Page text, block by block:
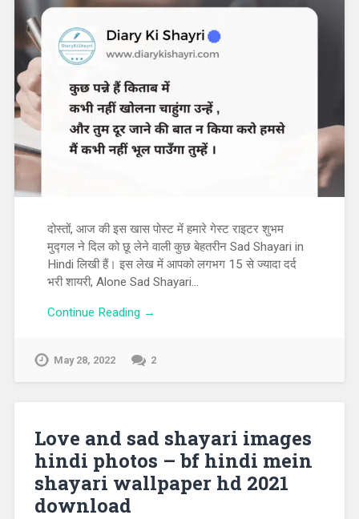
दोस्तों, आज की इस खास पोस्ट में हमारे गेस्ट राइटर शुभम
मुद्गल ने दिल को छू लेने वाली कुछ बेहतरीन Sad Shayari in
Hindi लिखी हैं। इस लेख में आपको लगभग 15 से ज्यादा दर्द
भरी शायरी, Alone Sad Shayari…
Continue Reading →
May 28, 2022 2
Love and sad shayari images
hindi photos – bf hindi mein
shayari wallpaper hd 2021
download